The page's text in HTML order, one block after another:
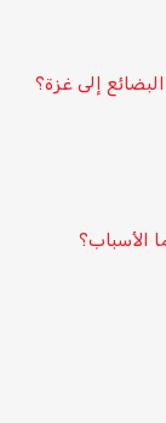
إلى غزة؟
الأسباب؟